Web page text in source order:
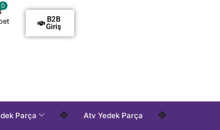
! Tüm Siparişlerde Kargo Alıcı Ödemelidir !
0
B2B
Giriş
Parça ❖ Atv Yedek Parça ❖